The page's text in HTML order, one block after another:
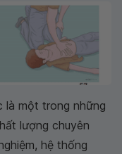
là một trong những
lượng chuyên
hệ thống